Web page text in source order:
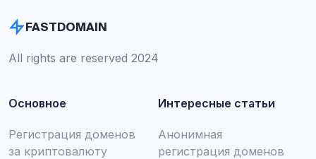
FASTDOMAIN
All rights are reserved 2024
Основное
Регистрация доменов
за криптовалюту
Интересные статьи
Анонимная
регистрация доменов